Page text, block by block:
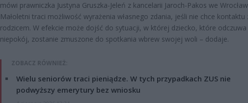
mówi prawniczka Justyna Gruszka-Jeleń z kancelarii Jaroch-Pakos we
Małoletni traci możliwość wyrażenia własnego zdania, jeśli nie chce kontaktu
rodzicem. W efekcie może dojść do sytuacji, w której dziecko, które odczuwa
niepokój, zostanie zmuszone do spotkania wbrew swojej woli – dodaje.
ZOBACZ RÓWNIEŻ:
Wielu seniorów traci pieniądze. W tych przypadkach ZUS nie
podwyższy emerytury bez wniosku